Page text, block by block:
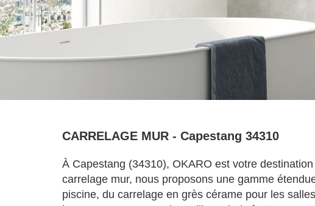
CARRELAGE MUR - Capestang 34310
À Capestang (34310), OKARO est votre
carrelage mur, nous proposons une gamme
piscine, du carrelage en grès cérame pour les